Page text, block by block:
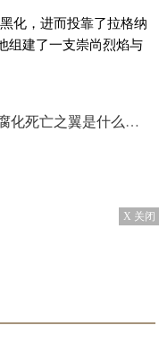
化，进而投靠了拉格纳
组建了一支崇尚烈焰与
亡之翼是什么意思？
X 关闭